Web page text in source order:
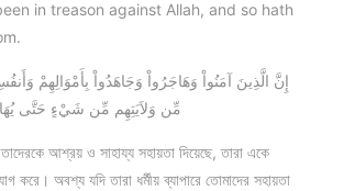
in treason against Allah, and so hath
مِّن وَلاَيَتِهِم مِّن شَيْءٍ حَتَّى
আশ্রয় ও সাহায্য সহায়তা দিয়েছে, তারা একে
অবশ্য যদি তারা ধর্মীয় ব্যাপারে তোমাদের সহায়তা